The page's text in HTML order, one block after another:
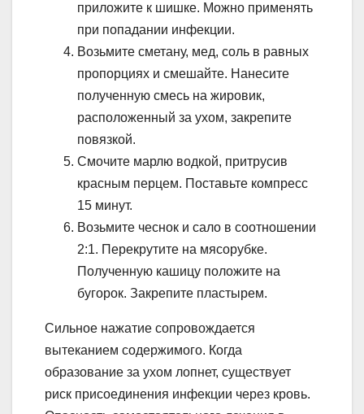
приложите к шишке. Можно применять
при попадании инфекции.
Возьмите сметану, мед, соль в равных
пропорциях и смешайте. Нанесите
полученную смесь на жировик,
расположенный за ухом, закрепите
повязкой.
Смочите марлю водкой, притрусив
красным перцем. Поставьте компресс
15 минут.
Возьмите чеснок и сало в соотношении
2:1. Перекрутите на мясорубке.
Полученную кашицу положите на
бугорок. Закрепите пластырем.
Сильное нажатие сопровождается
вытеканием содержимого. Когда
образование за ухом лопнет, существует
риск присоединения инфекции через кровь.